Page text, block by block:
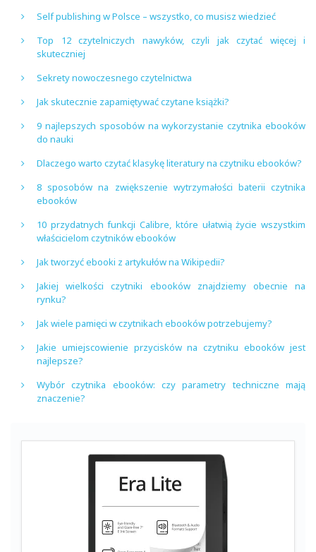
Self publishing w Polsce – wszystko, co musisz wiedzieć
Top 12 czytelniczych nawyków, czyli jak czytać więcej i
skuteczniej
Sekrety nowoczesnego czytelnictwa
Jak skutecznie zapamiętywać czytane książki?
9 najlepszych sposobów na wykorzystanie czytnika ebooków
do nauki
Dlaczego warto czytać klasykę literatury na czytniku ebooków?
8 sposobów na zwiększenie wytrzymałości baterii czytnika
ebooków
10 przydatnych funkcji Calibre, które ułatwią życie wszystkim
właścicielom czytników ebooków
Jak tworzyć ebooki z artykułów na Wikipedii?
Jakiej wielkości czytniki ebooków znajdziemy obecnie na
rynku?
Jak wiele pamięci w czytnikach ebooków potrzebujemy?
Jakie umiejscowienie przycisków na czytniku ebooków jest
najlepsze?
Wybór czytnika ebooków: czy parametry techniczne mają
znaczenie?